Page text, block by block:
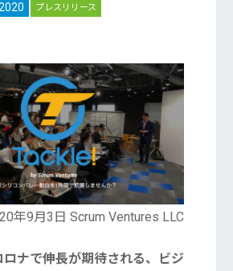
プレスリリース
年9月3日 Scrum Ventures LLC
ナで伸長が期待される、ビジ